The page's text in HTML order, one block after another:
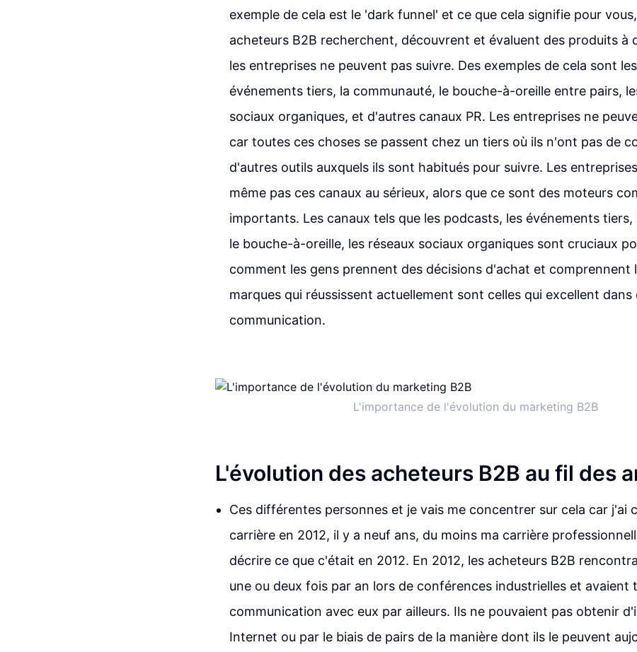
exemple de cela est le 'dark funnel' et ce que cela signifie pour
acheteurs B2B recherchent, découvrent et évaluent des produits à
les entreprises ne peuvent pas suivre. Des exemples de cela sont
événements tiers, la communauté, le bouche-à-oreille entre pairs,
sociaux organiques, et d'autres canaux PR. Les entreprises ne
car toutes ces choses se passent chez un tiers où ils n'ont pas de
d'autres outils auxquels ils sont habitués pour suivre. Les
même pas ces canaux au sérieux, alors que ce sont des moteurs
importants. Les canaux tels que les podcasts, les événements tiers,
le bouche-à-oreille, les réseaux sociaux organiques sont cruciaux
comment les gens prennent des décisions d'achat et comprennent
marques qui réussissent actuellement sont celles qui excellent dans
communication.
L'importance de l'évolution du marketing B2B
L'évolution des acheteurs B2B au fil des
Ces différentes personnes et je vais me concentrer sur cela car j'ai
carrière en 2012, il y a neuf ans, du moins ma carrière
décrire ce que c'était en 2012. En 2012, les acheteurs B2B
une ou deux fois par an lors de conférences industrielles et avaient
communication avec eux par ailleurs. Ils ne pouvaient pas obtenir
Internet ou par le biais de pairs de la manière dont ils le peuvent